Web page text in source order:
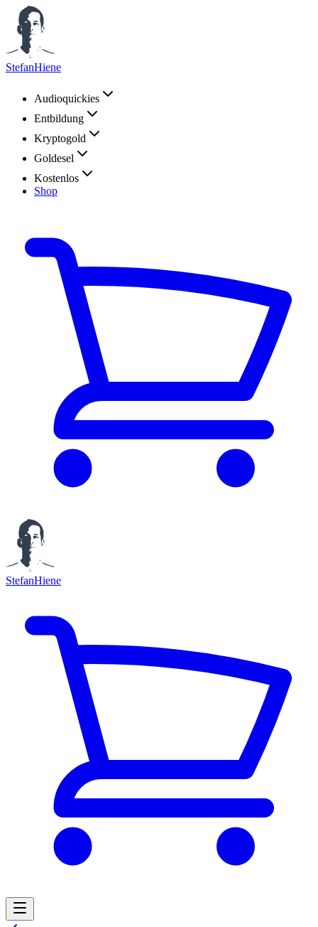
StefanHiene
Audioquickies
Entbildung
Kryptogold
Goldesel
Kostenlos
Shop
StefanHiene